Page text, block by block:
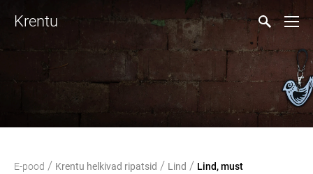
Krentu
E-pood / Krentu helkivad ripatsid / Lind / Lind, must